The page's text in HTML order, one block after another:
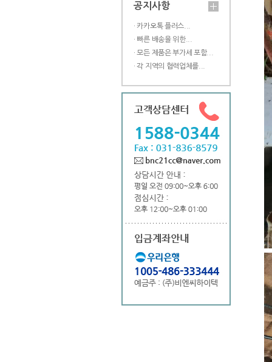
공지사항
· 카카오톡 플러스...
· 빠른 배송을 위한...
· 모든 제품은 부가세 포함...
· 각 지역의 협력업체를...